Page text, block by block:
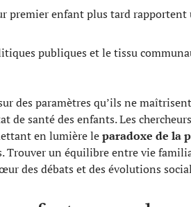
premier enfant plus tard rapportent
publiques et le tissu
des paramètres qu’ils ne
de santé des enfants. Les chercheurs
en lumière leparadoxe de la
Trouver un équilibre entre vie
des débats et des évolutions